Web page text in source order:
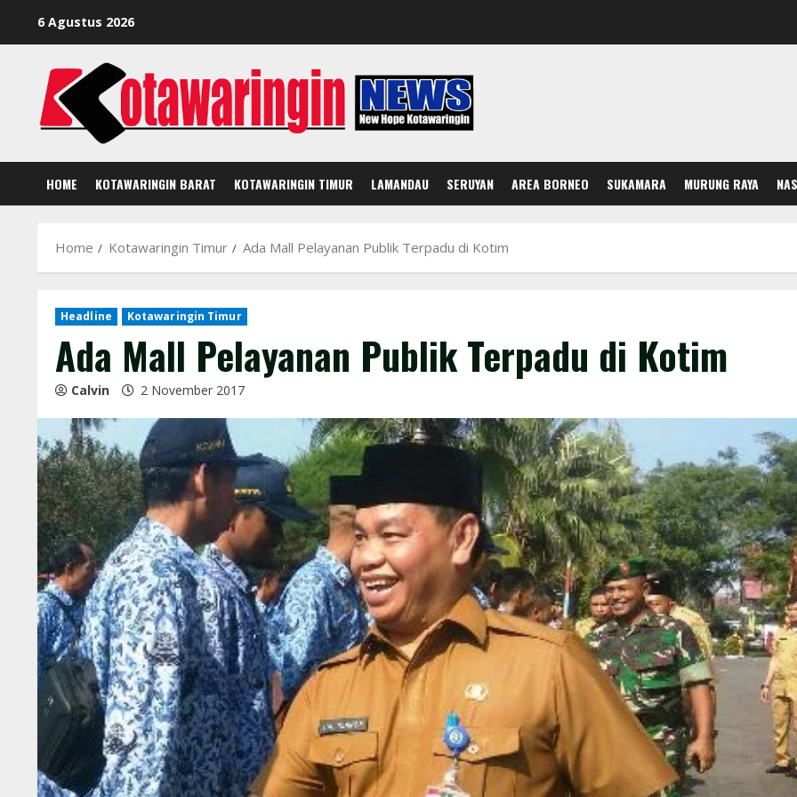
6 Agustus 2026
HOME KOTAWARINGIN BARAT KOTAWARINGIN TIMUR LAMANDAU SERUYAN AREA BORNEO SUKAMARA MURUNG RAYA
Home Kotawaringin Timur Ada Mall Pelayanan Publik Terpadu di Kotim
Headline Kotawaringin Timur
Ada Mall Pelayanan Publik Terpadu di Kotim
Calvin 2 November 2017